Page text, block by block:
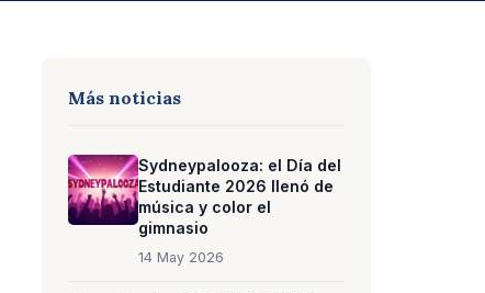
Más noticias
Sydneypalooza: el Día del
Estudiante 2026 llenó de
música y color el
gimnasio
14 May 2026